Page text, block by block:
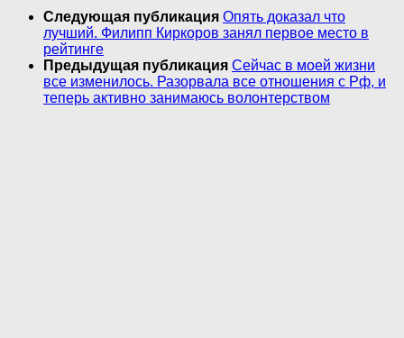
Следующая публикация Опять доказал что
лучший. Филипп Киркоров занял первое место в
рейтинге
Предыдущая публикация Сейчас в моей жизни
все изменилось. Разорвала все отношения с Рф, и
теперь активно занимаюсь волонтерством